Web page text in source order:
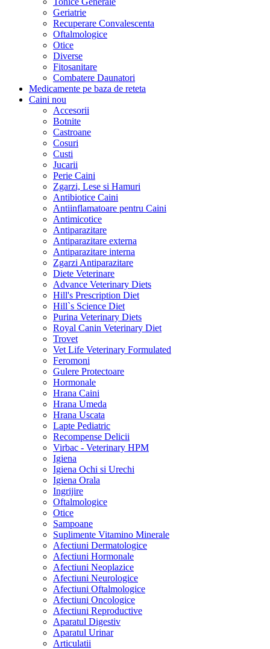
Geriatrie
Recuperare Convalescenta
Oftalmologice
Otice
Diverse
Fitosanitare
Combatere Daunatori
Medicamente pe baza de reteta
Caini nou
Accesorii
Botnite
Castroane
Cosuri
Custi
Jucarii
Perie Caini
Zgarzi, Lese si Hamuri
Antibiotice Caini
Antiinflamatoare pentru Caini
Antimicotice
Antiparazitare
Antiparazitare externa
Antiparazitare interna
Zgarzi Antiparazitare
Diete Veterinare
Advance Veterinary Diets
Hill's Prescription Diet
Hill`s Science Diet
Purina Veterinary Diets
Royal Canin Veterinary Diet
Trovet
Vet Life Veterinary Formulated
Feromoni
Gulere Protectoare
Hormonale
Hrana Caini
Hrana Umeda
Hrana Uscata
Lapte Pediatric
Recompense Delicii
Virbac - Veterinary HPM
Igiena
Igiena Ochi si Urechi
Igiena Orala
Ingrijire
Oftalmologice
Otice
Sampoane
Suplimente Vitamino Minerale
Afectiuni Dermatologice
Afectiuni Hormonale
Afectiuni Neoplazice
Afectiuni Neurologice
Afectiuni Oftalmologice
Afectiuni Oncologice
Afectiuni Reproductive
Aparatul Digestiv
Aparatul Urinar
Articulatii